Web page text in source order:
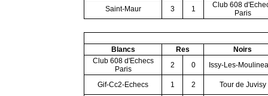
Saint-Maur 3 1
Club 608
Paris
Blancs Res
Noirs
Club 608 d'Echecs
Paris
2 0 Issy-Les-
Gif-Cc2-Echecs 1 2 Tour de Juvisy